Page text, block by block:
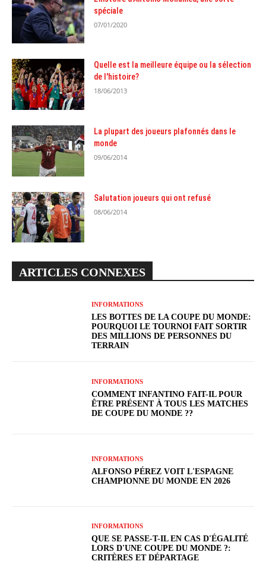
spéciale
07/01/2020
Quelle est la meilleure équipe ou la sélection
de l'histoire?
18/06/2013
La plupart des joueurs plafonnés dans le
monde
09/06/2014
Salutation joueurs qui ont refusé
08/06/2014
ARTICLES CONNEXES
INFORMATIONS
LES BOTTES DE LA COUPE DU MONDE:
POURQUOI LE TOURNOI FAIT SORTIR
DES MILLIONS DE PERSONNES DU
TERRAIN
INFORMATIONS
COMMENT INFANTINO FAIT-IL POUR
ÊTRE PRÉSENT À TOUS LES MATCHES
DE COUPE DU MONDE ??
INFORMATIONS
ALFONSO PÉREZ VOIT L'ESPAGNE
CHAMPIONNE DU MONDE EN 2026
INFORMATIONS
QUE SE PASSE-T-IL EN CAS D'ÉGALITÉ
LORS D'UNE COUPE DU MONDE ?:
CRITÈRES ET DÉPARTAGE